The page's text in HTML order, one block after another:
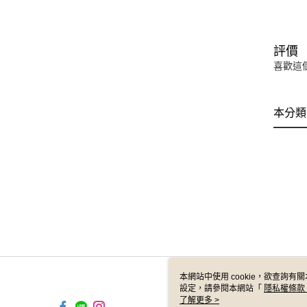
評價
喜歡這
本分
本網站中使用 cookie，欲查詢有
設定，請參閱本網站「 隱私權條款
使用 cookie。
了解更多 >